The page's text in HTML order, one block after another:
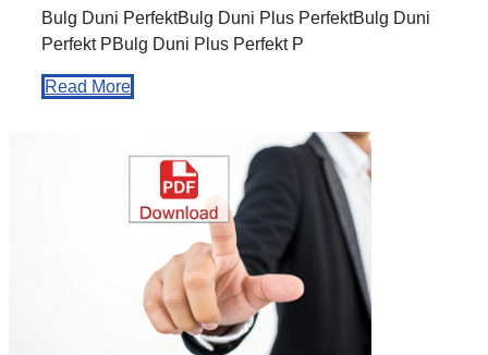
Bulg Duni PerfektBulg Duni Plus PerfektBulg Duni
Perfekt PBulg Duni Plus Perfekt P
Read More